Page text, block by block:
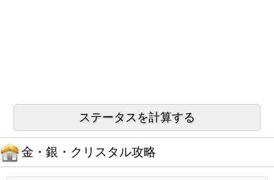
金・銀・クリスタル攻略